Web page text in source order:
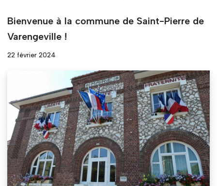
Bienvenue à la commune de Saint-Pierre de
Varengeville !
22 février 2024